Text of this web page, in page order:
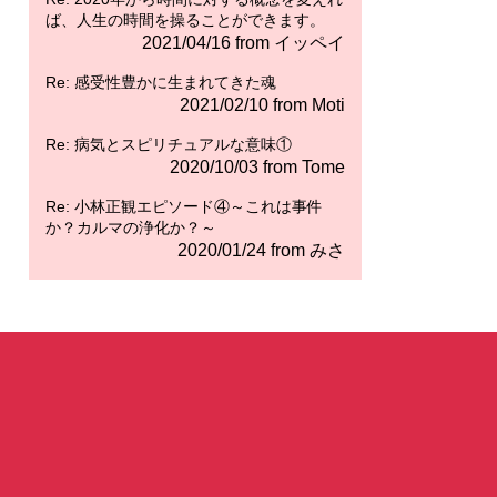
ば、人生の時間を操ることができます。
2021/04/16 from イッペイ
Re: 感受性豊かに生まれてきた魂
2021/02/10 from Moti
Re: 病気とスピリチュアルな意味①
2020/10/03 from Tome
Re: 小林正観エピソード④～これは事件
か？カルマの浄化か？～
2020/01/24 from みさ